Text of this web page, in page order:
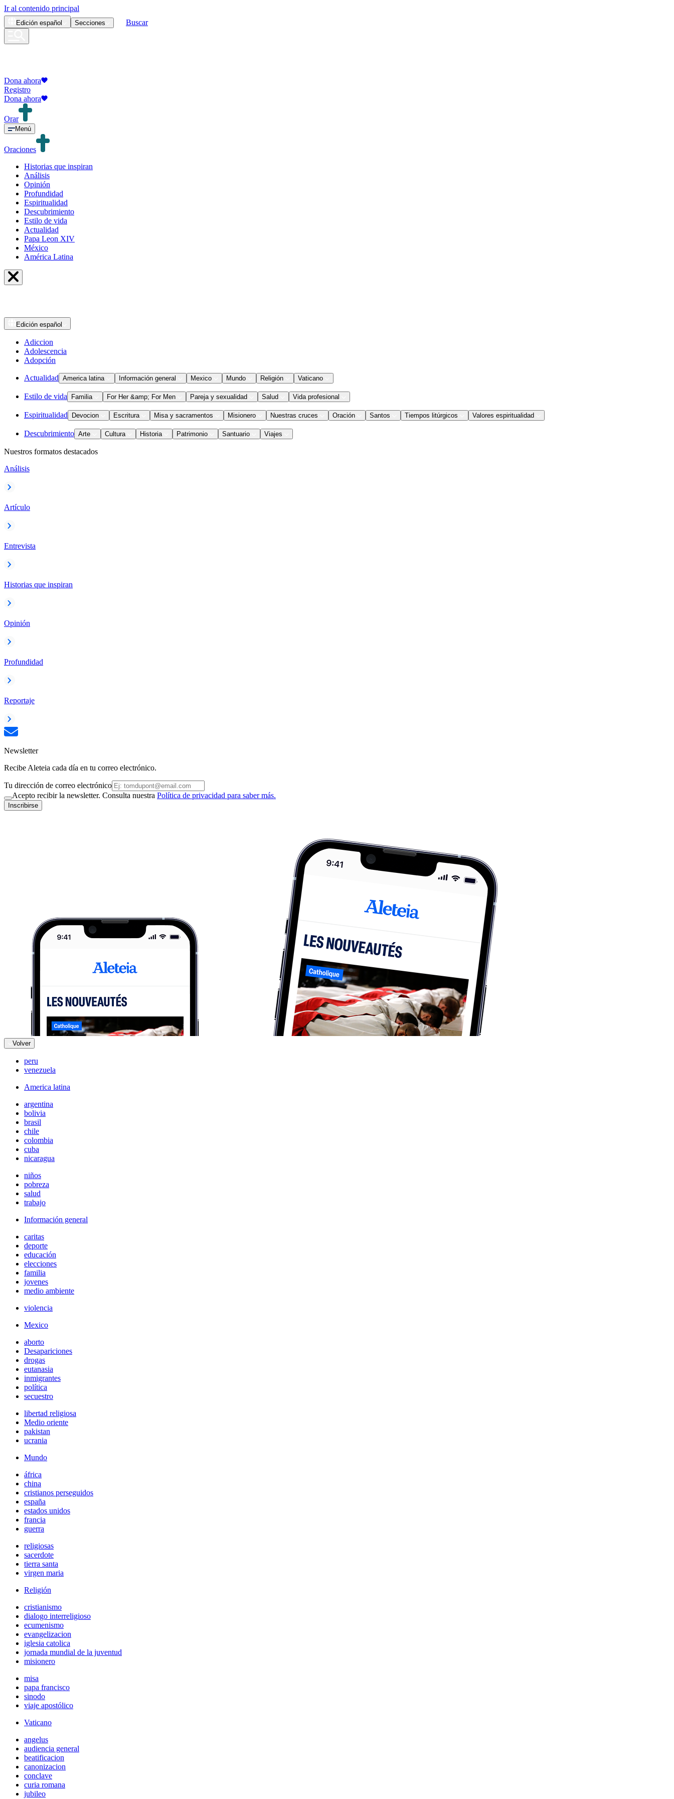
Ir al contenido principal
Edición español Secciones Buscar
Dona ahora
Registro
Dona ahora
Orar
Menú
Oraciones
Historias que inspiran
Análisis
Opinión
Profundidad
Espiritualidad
Descubrimiento
Estilo de vida
Actualidad
Papa Leon XIV
México
América Latina
Edición español
Adiccion
Adolescencia
Adopción
Actualidad America latina Información general Mexico Mundo Religión Vaticano
Estilo de vida Familia For Her &amp; For Men Pareja y sexualidad Salud Vida profesional
Espiritualidad Devocion Escritura Misa y sacramentos Misionero Nuestras cruces Oración Santos Tiempos litúrgicos Valores espiritualidad
Descubrimiento Arte Cultura Historia Patrimonio Santuario Viajes
Nuestros formatos destacados
Análisis
Artículo
Entrevista
Historias que inspiran
Opinión
Profundidad
Reportaje
Newsletter
Recibe Aleteia cada día en tu correo electrónico.
Tu dirección de correo electrónico
Acepto recibir la newsletter. Consulta nuestra Política de privacidad para saber más.
Inscribirse
Volver
peru
venezuela
America latina
argentina
bolivia
brasil
chile
colombia
cuba
nicaragua
niños
pobreza
salud
trabajo
Información general
caritas
deporte
educación
elecciones
familia
jovenes
medio ambiente
violencia
Mexico
aborto
Desapariciones
drogas
eutanasia
inmigrantes
política
secuestro
libertad religiosa
Medio oriente
pakistan
ucrania
Mundo
áfrica
china
cristianos perseguidos
españa
estados unidos
francia
guerra
religiosas
sacerdote
tierra santa
virgen maria
Religión
cristianismo
dialogo interreligioso
ecumenismo
evangelizacion
iglesia catolica
jornada mundial de la juventud
misionero
misa
papa francisco
sinodo
viaje apostólico
Vaticano
angelus
audiencia general
beatificacion
canonizacion
conclave
curia romana
jubileo